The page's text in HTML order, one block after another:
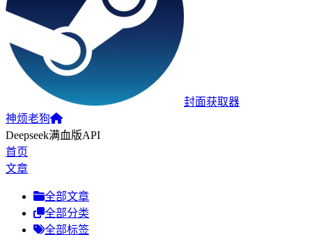
封面获取器
神烦老狗
Deepseek满血版API
首页
文章
全部文章
全部分类
全部标签